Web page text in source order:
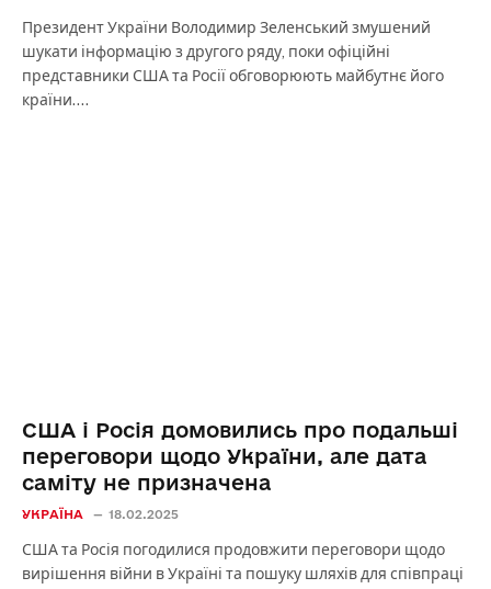
Президент України Володимир Зеленський змушений
шукати інформацію з другого ряду, поки офіційні
представники США та Росії обговорюють майбутнє його
країни.…
США і Росія домовились про подальші
переговори щодо України, але дата
саміту не призначена
УКРАЇНА 18.02.2025
США та Росія погодилися продовжити переговори щодо
вирішення війни в Україні та пошуку шляхів для співпраці